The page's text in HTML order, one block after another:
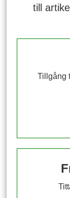
till
Tillgång